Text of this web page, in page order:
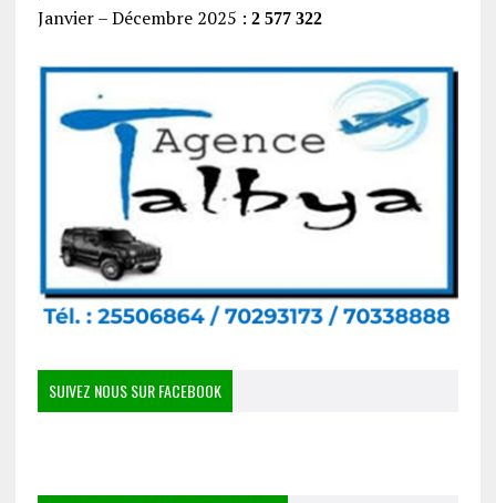
Janvier – Décembre 2025 : 2 577 322
SUIVEZ NOUS SUR FACEBOOK